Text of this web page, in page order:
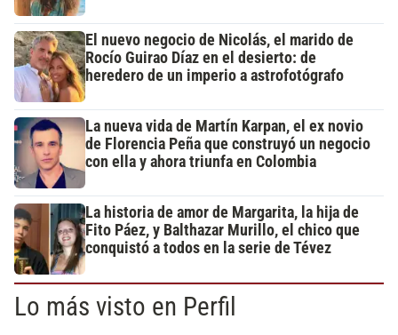
El nuevo negocio de Nicolás, el marido de
Rocío Guirao Díaz en el desierto: de
heredero de un imperio a astrofotógrafo
La nueva vida de Martín Karpan, el ex novio
de Florencia Peña que construyó un negocio
con ella y ahora triunfa en Colombia
La historia de amor de Margarita, la hija de
Fito Páez, y Balthazar Murillo, el chico que
conquistó a todos en la serie de Tévez
Lo más visto en Perfil